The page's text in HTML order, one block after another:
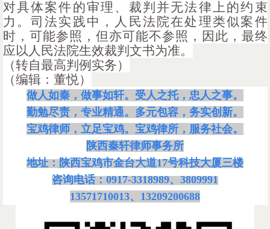
对具体案件的审理、裁判并无法律上的约束
力。司法实践中，人民法院在处理类似案件
时，可能参照，但亦可能不参照，因此，最终
应以人民法院生效裁判文书为准。
（转自最高判例实务）
（编辑：董悦）
做人如秦，做事如轩。受人之托，忠人之事。
勤勉尽责，专业精通。多元包容，务实创新。
宝鸡律师，立足宝鸡。宝鸡律所，服务社会。
陕西秦轩律师事务所
地址：陕西宝鸡市金台大道17号科技大厦三楼
咨询电话：0917-3318989、3809991
13571710013、13209200688